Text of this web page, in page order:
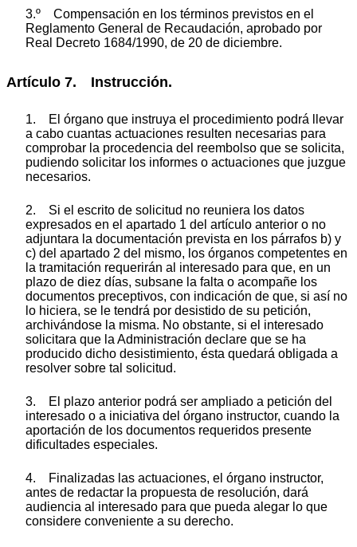
3.º Compensación en los términos previstos en el
Reglamento General de Recaudación, aprobado por
Real Decreto 1684/1990, de 20 de diciembre.
Artículo 7. Instrucción.
1. El órgano que instruya el procedimiento podrá llevar
a cabo cuantas actuaciones resulten necesarias para
comprobar la procedencia del reembolso que se solicita,
pudiendo solicitar los informes o actuaciones que juzgue
necesarios.
2. Si el escrito de solicitud no reuniera los datos
expresados en el apartado 1 del artículo anterior o no
adjuntara la documentación prevista en los párrafos b) y
c) del apartado 2 del mismo, los órganos competentes en
la tramitación requerirán al interesado para que, en un
plazo de diez días, subsane la falta o acompañe los
documentos preceptivos, con indicación de que, si así no
lo hiciera, se le tendrá por desistido de su petición,
archivándose la misma. No obstante, si el interesado
solicitara que la Administración declare que se ha
producido dicho desistimiento, ésta quedará obligada a
resolver sobre tal solicitud.
3. El plazo anterior podrá ser ampliado a petición del
interesado o a iniciativa del órgano instructor, cuando la
aportación de los documentos requeridos presente
dificultades especiales.
4. Finalizadas las actuaciones, el órgano instructor,
antes de redactar la propuesta de resolución, dará
audiencia al interesado para que pueda alegar lo que
considere conveniente a su derecho.